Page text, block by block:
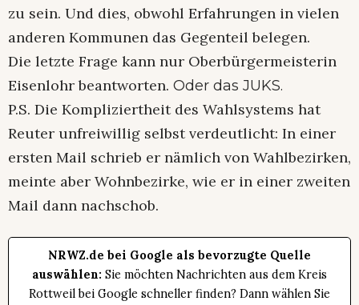
zu sein. Und dies, obwohl Erfahrungen in vielen
anderen Kommunen das Gegenteil belegen.
Die letzte Frage kann nur Oberbürgermeisterin
Eisenlohr beantworten. Oder das JUKS.
P.S. Die Kompliziertheit des Wahlsystems hat
Reuter unfreiwillig selbst verdeutlicht: In einer
ersten Mail schrieb er nämlich von Wahlbezirken,
meinte aber Wohnbezirke, wie er in einer zweiten
Mail dann nachschob.
NRWZ.de bei Google als bevorzugte Quelle
auswählen: Sie möchten Nachrichten aus dem Kreis
Rottweil bei Google schneller finden? Dann wählen Sie